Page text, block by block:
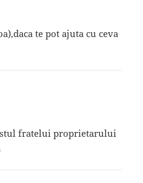
te pot ajuta cu ceva
fratelui proprietarului